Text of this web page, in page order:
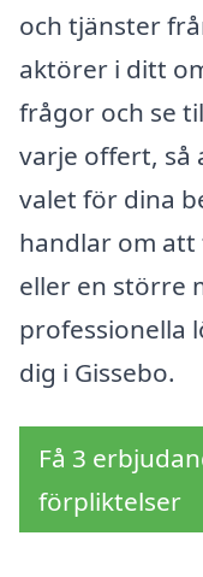
och tjänster
aktörer i ditt
frågor och se
varje offert, så
valet för dina
handlar om att
eller en större
professionella
dig i Gissebo.
Få 3
förpliktelser